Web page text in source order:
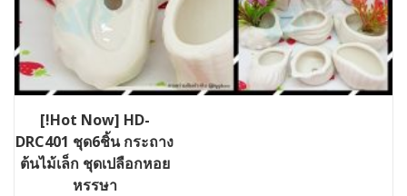
[!Hot Now] HD-
DRC401 ชุด6ชิ้น กระถาง
ต้นไม้เล็ก ชุดเปลือกหอย
หรรษา